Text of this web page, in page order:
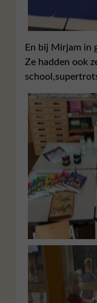
En bij Mirjam in
Ze hadden ook